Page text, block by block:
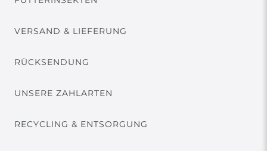
VERSAND & LIEFERUNG
RÜCKSENDUNG
UNSERE ZAHLARTEN
RECYCLING & ENTSORGUNG